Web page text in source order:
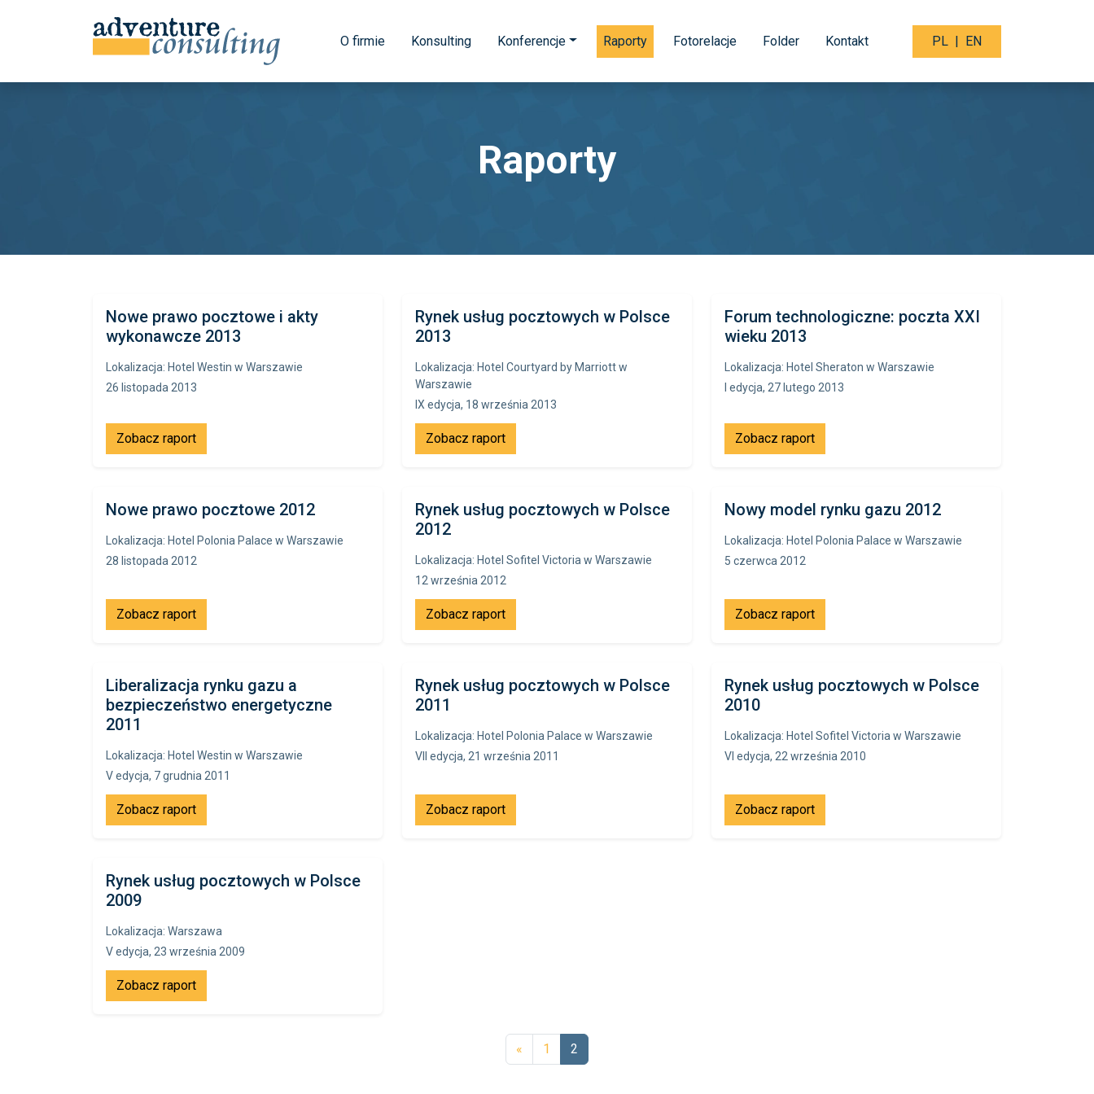
O firmie Konsulting Konferencje Raporty Fotorelacje Folder Kontakt PL | EN
Raporty
Nowe prawo pocztowe i akty
wykonawcze 2013
Lokalizacja: Hotel Westin w Warszawie
26 listopada 2013
Zobacz raport
Rynek usług pocztowych w Polsce
2013
Lokalizacja: Hotel Courtyard by Marriott w
Warszawie
IX edycja, 18 września 2013
Zobacz raport
Forum technologiczne: poczta XXI
wieku 2013
Lokalizacja: Hotel Sheraton w Warszawie
I edycja, 27 lutego 2013
Zobacz raport
Nowe prawo pocztowe 2012
Lokalizacja: Hotel Polonia Palace w Warszawie
28 listopada 2012
Zobacz raport
Rynek usług pocztowych w Polsce
2012
Lokalizacja: Hotel Sofitel Victoria w Warszawie
12 września 2012
Zobacz raport
Nowy model rynku gazu 2012
Lokalizacja: Hotel Polonia Palace w Warszawie
5 czerwca 2012
Zobacz raport
Liberalizacja rynku gazu a
bezpieczeństwo energetyczne
2011
Lokalizacja: Hotel Westin w Warszawie
V edycja, 7 grudnia 2011
Zobacz raport
Rynek usług pocztowych w Polsce
2011
Lokalizacja: Hotel Polonia Palace w Warszawie
VII edycja, 21 września 2011
Zobacz raport
Rynek usług pocztowych w Polsce
2010
Lokalizacja: Hotel Sofitel Victoria w Warszawie
VI edycja, 22 września 2010
Zobacz raport
Rynek usług pocztowych w Polsce
2009
Lokalizacja: Warszawa
V edycja, 23 września 2009
Zobacz raport
« 1 2